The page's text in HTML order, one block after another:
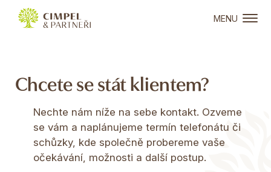
MENU
Chcete se stát klientem?
Nechte nám níže na sebe kontakt. Ozveme
se vám a naplánujeme termín telefonátu či
schůzky, kde společně probereme vaše
očekávání, možnosti a další postup.